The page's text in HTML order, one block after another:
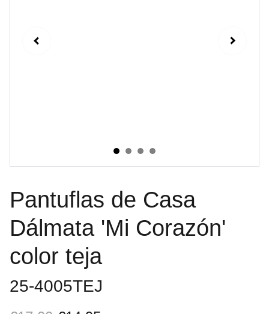
Pantuflas de Casa
Dálmata 'Mi Corazón'
color teja
25-4005TEJ